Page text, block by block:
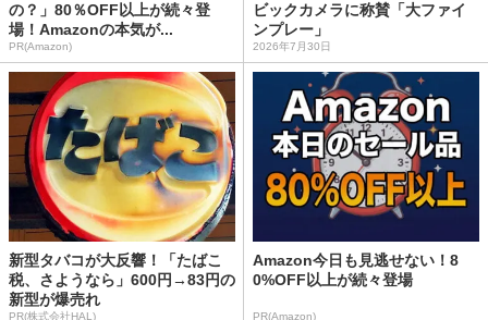
の？」80％OFF以上が続々登
場！Amazonの本気が...
PR(Amazon)
ビックカメラに称賛「大ファイ
ンプレー」
2026年7月30日
新型タバコが大反響！「たばこ
税、さようなら」600円→83円の
新型が爆売れ
PR(株式会社HAL)
Amazon今日も見逃せない！8
0%OFF以上が続々登場
PR(Amazon)